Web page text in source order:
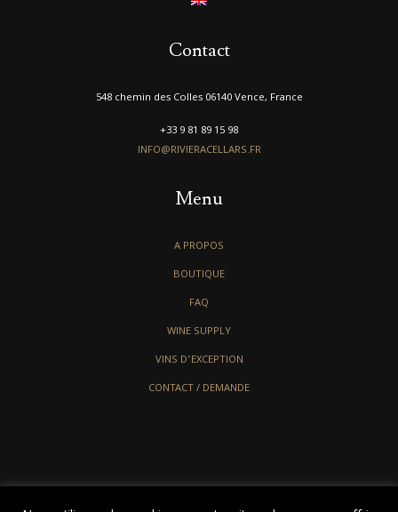
Contact
548 chemin des Colles 06140 Vence, France
+33 9 81 89 15 98
INFO@RIVIERACELLARS.FR
Menu
A PROPOS
BOUTIQUE
FAQ
WINE SUPPLY
VINS D’EXCEPTION
CONTACT / DEMANDE